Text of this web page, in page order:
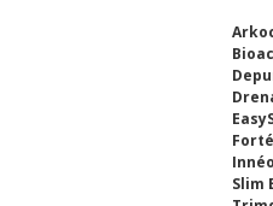
Slim